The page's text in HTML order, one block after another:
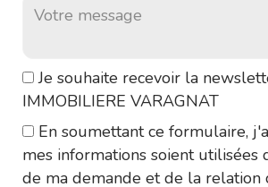
Je souhaite recevoir la
IMMOBILIERE VARAGNAT
En soumettant ce formulaire,
mes informations soient utilisées
de ma demande et de la relation